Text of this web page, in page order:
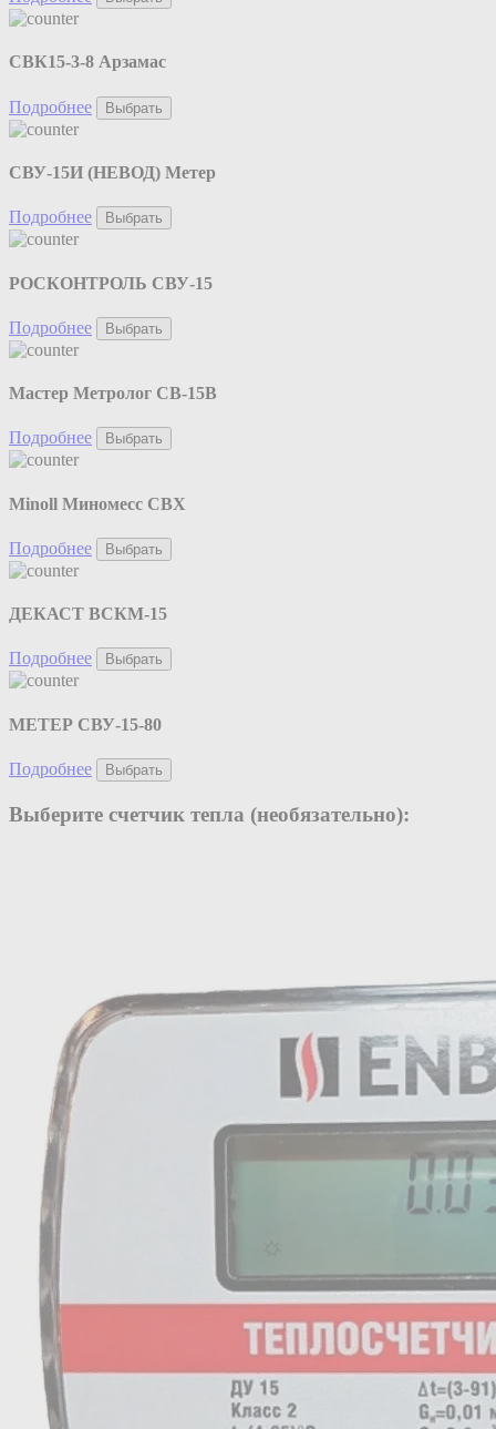
СВК15-3-8 Арзамас
Подробнее Выбрать
СВУ-15И (НЕВОД) Метер
Подробнее Выбрать
РОСКОНТРОЛЬ СВУ-15
Подробнее Выбрать
Мастер Метролог СВ-15В
Подробнее Выбрать
Minoll Миномесс СВХ
Подробнее Выбрать
ДЕКАСТ ВСКМ-15
Подробнее Выбрать
МЕТЕР СВУ-15-80
Подробнее Выбрать
Выберите счетчик тепла (необязательно):